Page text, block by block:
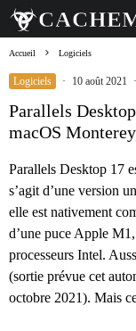
Accueil Logiciels
Logiciels · 10 août 2021 ·
Parallels
macOS
Parallels Desktop 17
s’agit d’une version
elle est nativement
d’une puce Apple
processeurs Intel.
(sortie prévue cet
octobre 2021). Mais